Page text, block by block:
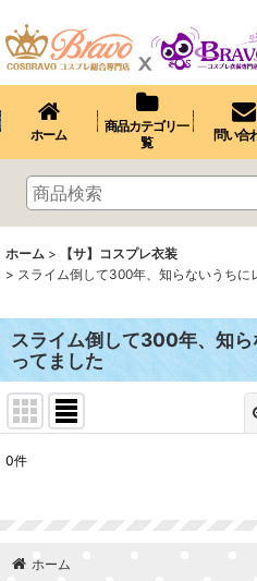
ホーム
商品カテゴリ一
覧
問い合
ホーム >
【サ】コスプレ衣装
> スライム倒して300年、知らないうちに
スライム倒して300年、知
ってました
0件
ホーム